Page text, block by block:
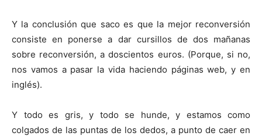
Y la conclusión que saco es que la mejor reconversión
consiste en ponerse a dar cursillos de dos mañanas
sobre reconversión, a doscientos euros. (Porque, si no,
nos vamos a pasar la vida haciendo páginas web, y en
inglés).
Y todo es gris, y todo se hunde, y estamos como
colgados de las puntas de los dedos, a punto de caer en